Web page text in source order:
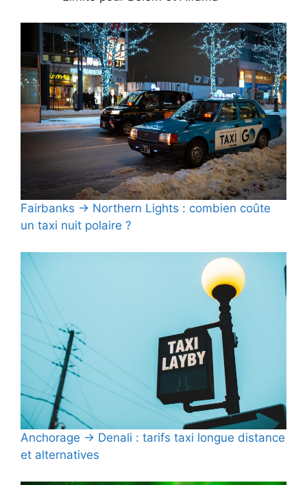
Fairbanks → Northern Lights : combien coûte
un taxi nuit polaire ?
Anchorage → Denali : tarifs taxi longue distance
et alternatives